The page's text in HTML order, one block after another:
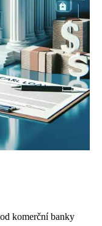
komerční banky